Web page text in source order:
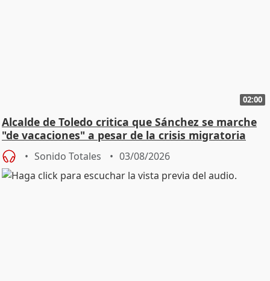
02:00
Alcalde de Toledo critica que Sánchez se marche
"de vacaciones" a pesar de la crisis migratoria
Sonido Totales 03/08/2026